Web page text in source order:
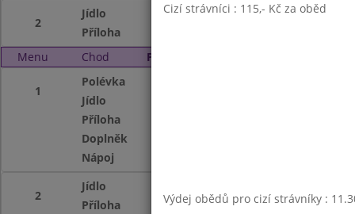
2
Jídlo
Plněné
Příloha
Menu
Chod Pátek 2. 11. 2007
1
Polévka
Jídlo
Příloha
Doplněk
Nápoj
2
Jídlo
Příloha
bramborová kaše
Cizí strávníci : 115,- Kč za oběd
Výdej obědů pro cizí strávníky :